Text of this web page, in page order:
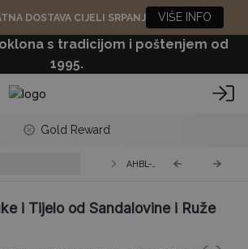
DOSTAVA CIJELI SRPANJ VIŠE INFO
s tradicijom i poštenjem od
1995.
Gold Reward
i Tijelo od Sandalovine i Ruže